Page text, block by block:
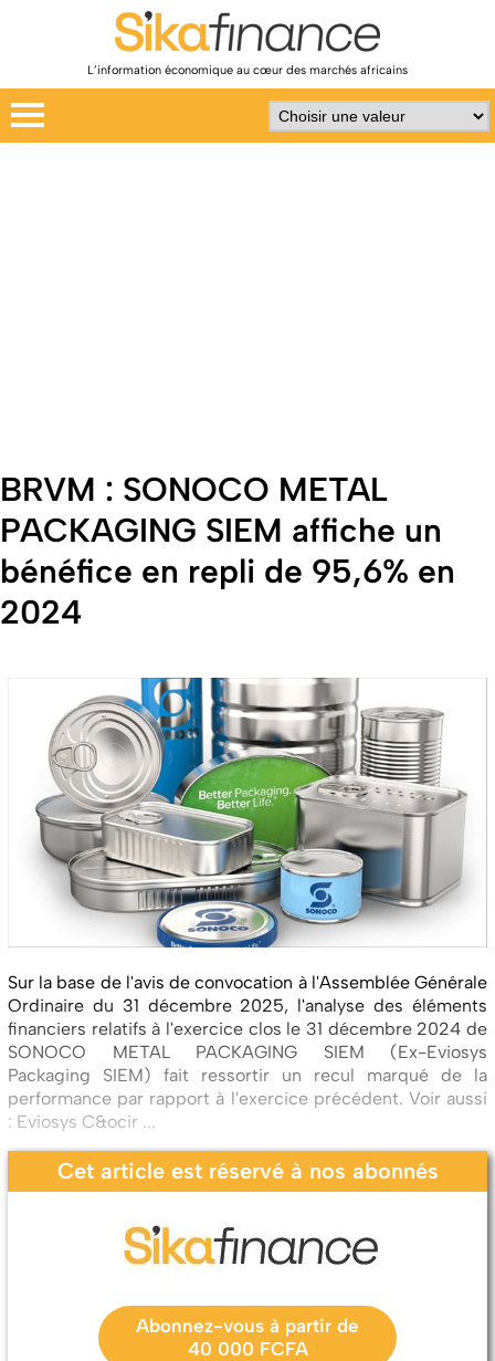
L’information économique au cœur des marchés africains
BRVM : SONOCO METAL
PACKAGING SIEM affiche un
bénéfice en repli de 95,6% en
2024
Sur la base de l'avis de convocation à l'Assemblée Générale
Ordinaire du 31 décembre 2025, l'analyse des éléments
financiers relatifs à l'exercice clos le 31 décembre 2024 de
SONOCO METAL PACKAGING SIEM (Ex-Eviosys
Packaging SIEM) fait ressortir un recul marqué de la
performance par rapport à l'exercice précédent. Voir aussi
: Eviosys C&ocir ...
Cet article est réservé à nos abonnés
Abonnez-vous à partir de
40 000 FCFA